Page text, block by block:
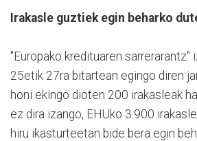
Irakasle guztiek egin beharko
"Europako kredituaren sarrerarantz"
25etik 27ra bitartean egingo diren
honi ekingo dioten 200 irakasleak
ez dira izango, EHUko 3.900
hiru ikasturteetan bide bera egin